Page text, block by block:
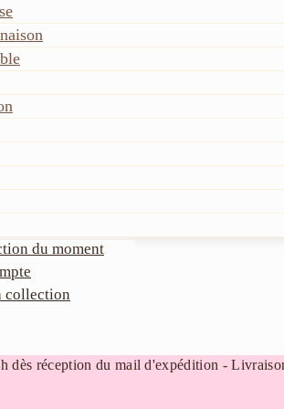
du moment
collection
dès réception du mail d'expédition -